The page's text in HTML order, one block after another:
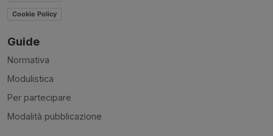
Cookie Policy
Guide
Normativa
Modulistica
Per partecipare
Modalità pubblicazione